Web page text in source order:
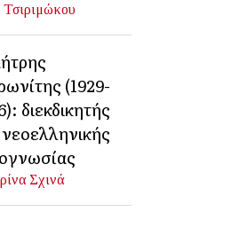
Τσιριμώκου
(1929-
διεκδικητής
Σχινά